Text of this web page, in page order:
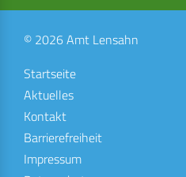
© 2026 Amt Lensahn
Startseite
Aktuelles
Kontakt
Barrierefreiheit
Impressum